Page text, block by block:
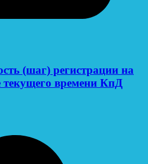
(шаг) регистрации на
текущего времени КпД